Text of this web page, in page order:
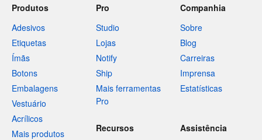
Produtos
Adesivos
Etiquetas
Ímãs
Botons
Embalagens
Vestuário
Acrílicos
Mais produtos
Pro
Studio
Lojas
Notify
Ship
Mais ferramentas
Pro
Companhia
Sobre
Blog
Carreiras
Imprensa
Estatísticas
Recursos
Assistência